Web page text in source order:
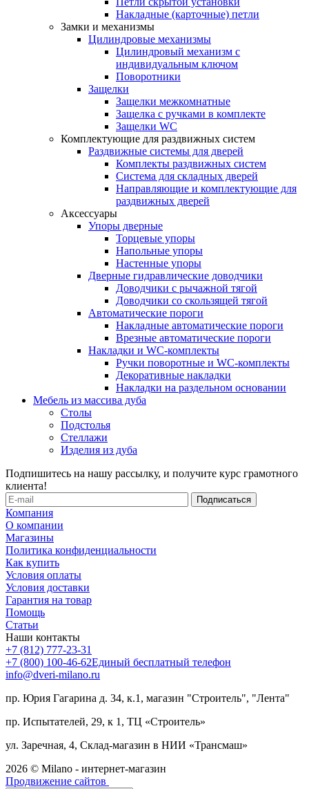
Накладные (карточные) петли
Замки и механизмы
Цилиндровые механизмы
Цилиндровый механизм с
индивидуальным ключом
Поворотники
Защелки
Защелки межкомнатные
Защелка с ручками в комплекте
Защелки WC
Комплектующие для раздвижных систем
Раздвижные системы для дверей
Комплекты раздвижных систем
Система для складных дверей
Направляющие и комплектующие для
раздвижных дверей
Аксессуары
Упоры дверные
Торцевые упоры
Напольные упоры
Настенные упоры
Дверные гидравлические доводчики
Доводчики с рычажной тягой
Доводчики со скользящей тягой
Автоматические пороги
Накладные автоматические пороги
Врезные автоматические пороги
Накладки и WC-комплекты
Ручки поворотные и WC-комплекты
Декоративные накладки
Накладки на раздельном основании
Мебель из массива дуба
Столы
Подстолья
Стеллажи
Изделия из дуба
Подпишитесь на нашу рассылку, и получите курс грамотного
клиента!
Компания
О компании
Магазины
Политика конфиденциальности
Как купить
Условия оплаты
Условия доставки
Гарантия на товар
Помощь
Статьи
Наши контакты
+7 (812) 777-23-31
+7 (800) 100-46-62Единый бесплатный телефон
info@dveri-milano.ru
пр. Юрия Гагарина д. 34, к.1, магазин "Строитель", "Лента"
пр. Испытателей, 29, к 1, ТЦ «Строитель»
ул. Заречная, 4, Склад-магазин в НИИ «Трансмаш»
2026 © Milano - интернет-магазин
Продвижение сайтов